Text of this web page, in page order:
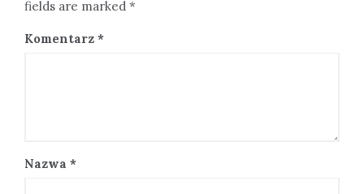
fields are marked *
Komentarz *
Nazwa *